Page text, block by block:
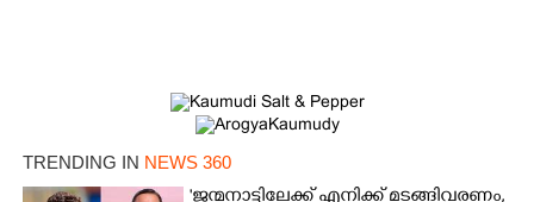
TRENDING IN NEWS 360
'ജന്മനാട്ടിലേക്ക് എനിക്ക് മടങ്ങിവരണം,